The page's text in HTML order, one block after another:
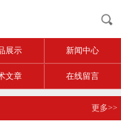
展示 新闻中心
文章 在线留言
更多>>